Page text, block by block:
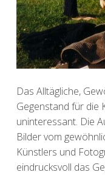
Das Alltägliche,
Gegenstand für die
uninteressant. Die
Bilder vom
Künstlers und
eindrucksvoll das